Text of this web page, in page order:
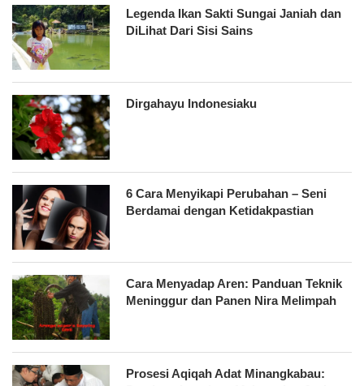
Legenda Ikan Sakti Sungai Janiah dan
DiLihat Dari Sisi Sains
Dirgahayu Indonesiaku
6 Cara Menyikapi Perubahan – Seni
Berdamai dengan Ketidakpastian
Cara Menyadap Aren: Panduan Teknik
Meninggur dan Panen Nira Melimpah
Prosesi Aqiqah Adat Minangkabau: